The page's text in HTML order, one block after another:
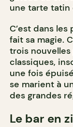
une tarte tatin
C’est dans
fait sa magie.
trois
classiques,
une fois
se marient à
des grandes
Le bar en